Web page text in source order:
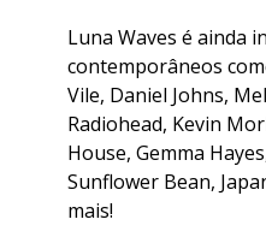
Luna Waves é ainda
contemporâneos
Vile, Daniel Johns,
Radiohead, Kevin
House, Gemma
Sunflower Bean,
mais!